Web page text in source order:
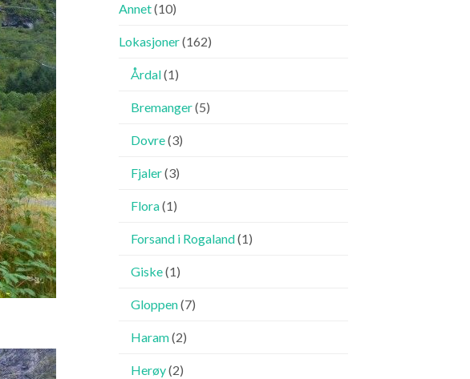
Annet(10)
Lokasjoner(162)
Årdal(1)
Bremanger(5)
Dovre(3)
Fjaler(3)
Flora(1)
Forsand i Rogaland(1)
Giske(1)
Gloppen(7)
Haram(2)
Herøy(2)